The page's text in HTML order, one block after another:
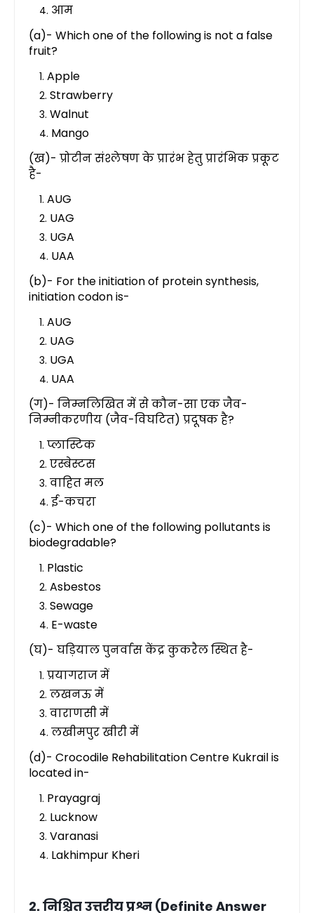
आम
(a)- Which one of the following is not a false
fruit?
Apple
Strawberry
Walnut
Mango
(ख)- प्रोटीन संश्लेषण के प्रारंभ हेतु प्रारंभिक प्रकूट
है-
AUG
UAG
UGA
UAA
(b)- For the initiation of protein synthesis,
initiation codon is-
AUG
UAG
UGA
UAA
(ग)- निम्नलिखित में से कौन-सा एक जैव-
निम्नीकरणीय (जैव-विघटित) प्रदूषक है?
प्लास्टिक
एस्बेस्टस
वाहित मल
ई-कचरा
(c)- Which one of the following pollutants is
biodegradable?
Plastic
Asbestos
Sewage
E-waste
(घ)- घड़ियाल पुनर्वास केंद्र कुकरैल स्थित है-
प्रयागराज में
लखनऊ में
वाराणसी में
लखीमपुर खीरी में
(d)- Crocodile Rehabilitation Centre Kukrail is
located in-
Prayagraj
Lucknow
Varanasi
Lakhimpur Kheri
2. निश्चित उत्तरीय प्रश्न (Definite Answer